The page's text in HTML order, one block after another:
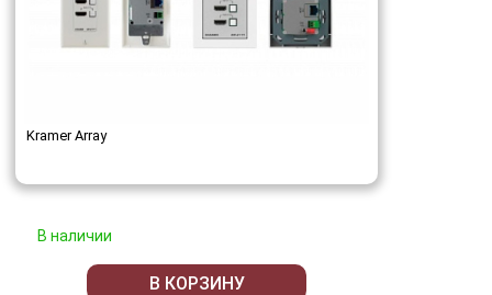
Kramer Array
В наличии
В КОРЗИНУ